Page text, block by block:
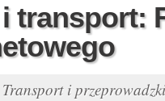
transport:
Transport i przeprowadzki